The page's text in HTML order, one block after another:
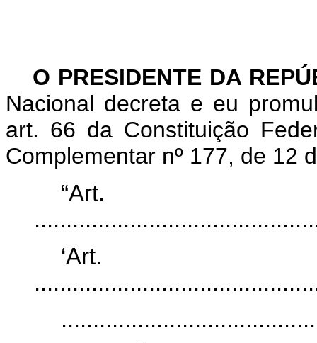
O PRESIDENTE DA
Nacional decreta e eu
art. 66 da Constituição
Complementar nº 177, de 12